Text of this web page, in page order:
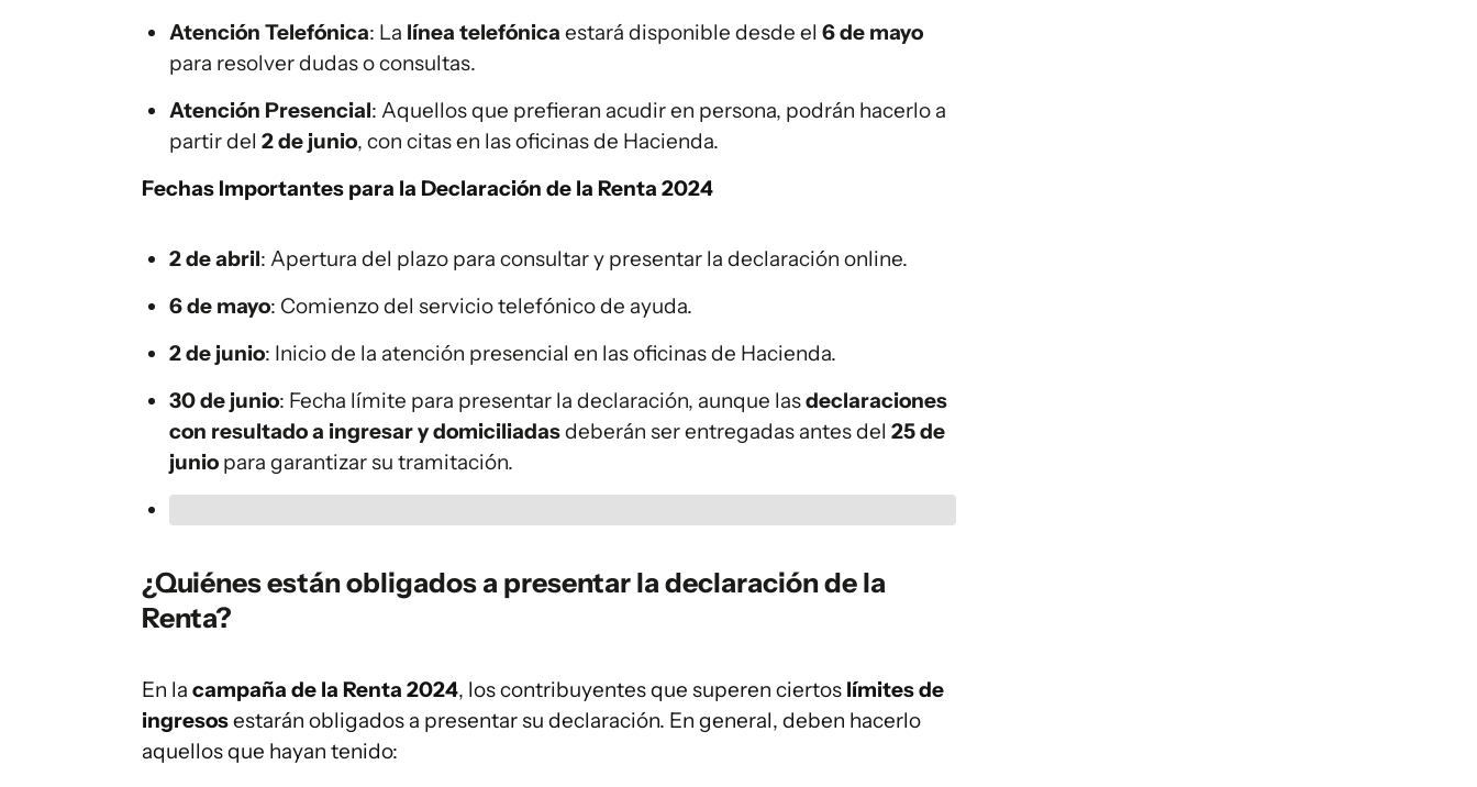
Atención Telefónica: La línea telefónica estará disponible desde el 6 de mayo
para resolver dudas o consultas.
Atención Presencial: Aquellos que prefieran acudir en persona, podrán hacerlo a
partir del 2 de junio, con citas en las oficinas de Hacienda.
Fechas Importantes para la Declaración de la Renta 2024
2 de abril: Apertura del plazo para consultar y presentar la declaración online.
6 de mayo: Comienzo del servicio telefónico de ayuda.
2 de junio: Inicio de la atención presencial en las oficinas de Hacienda.
30 de junio: Fecha límite para presentar la declaración, aunque lasdeclaraciones
con resultado a ingresar y domiciliadasdeberán ser entregadas antes del 25 de
junio para garantizar su tramitación.
¿Quiénes están obligados a presentar la declaración de la
Renta?
En la campaña de la Renta 2024, los contribuyentes que superen ciertos límites de
ingresosestarán obligados a presentar su declaración. En general, deben hacerlo
aquellos que hayan tenido: